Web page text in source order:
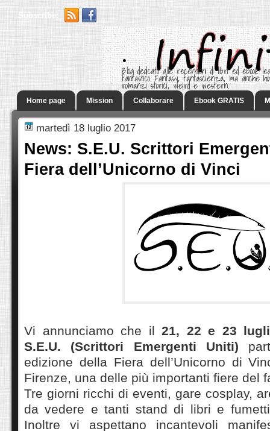
Subscribe:
.
Blog dedicato alle recensioni di libri ed ebook
fantastico. Fantasy, fantascienza, ma anche
romanzi storici, weird e western.
Home page Mission Collaborare Ebook GRATIS
martedì 18 luglio 2017
News: S.E.U. Scrittori
Fiera dell’Unicorno di Vinci
Vi annunciamo che il21, 22 e 23
S.E.U. (Scrittori Emergenti Uniti)
edizione della Fiera dell’Unicorno di
Firenze, una delle più importanti fiere del
Tre giorni ricchi di eventi, gare cosplay,
da vedere e tanti stand di libri e
Inoltre vi aspettano incantevoli